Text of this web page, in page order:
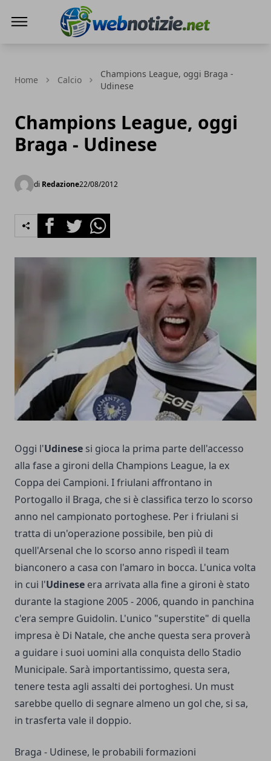
Home Calcio
Champions League, oggi Braga -
Udinese
Champions League, oggi
Braga - Udinese
di Redazione22/08/2012
FacebookTwitterWhatsapp
Oggi l'Udinese si gioca la prima parte dell'accesso
alla fase a gironi della Champions League, la ex
Coppa dei Campioni. I friulani affrontano in
Portogallo il Braga, che si è classifica terzo lo scorso
anno nel campionato portoghese. Per i friulani si
tratta di un'operazione possibile, ben più di
quell'Arsenal che lo scorso anno rispedì il team
bianconero a casa con l'amaro in bocca. L'unica volta
in cui l'Udinese era arrivata alla fine a gironi è stato
durante la stagione 2005 - 2006, quando in panchina
c'era sempre Guidolin. L'unico "superstite" di quella
impresa è Di Natale, che anche questa sera proverà
a guidare i suoi uomini alla conquista dello Stadio
Municipale. Sarà importantissimo, questa sera,
tenere testa agli assalti dei portoghesi. Un must
sarebbe quello di segnare almeno un gol che, si sa,
in trasferta vale il doppio.
Braga - Udinese, le probabili formazioni